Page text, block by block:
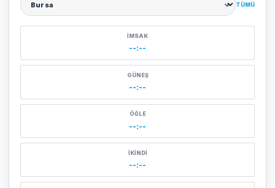
Şehir seçin
TÜMÜ
İMSAK
--:--
GÜNEŞ
--:--
ÖĞLE
--:--
İKINDI
--:--